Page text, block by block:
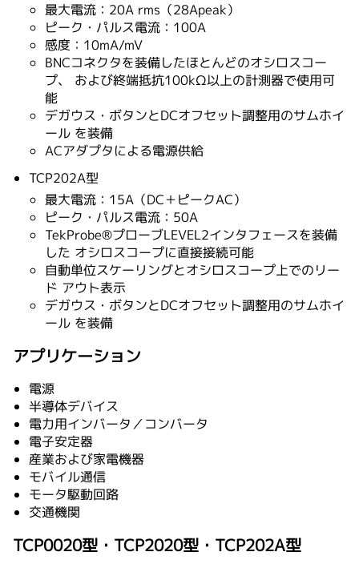
最大電流：20A rms（28Apeak）
ピーク・パルス電流：100A
感度：10mA/mV
BNCコネクタを装備したほとんどのオシロスコー
プ、 および終端抵抗100kΩ以上の計測器で使用可
能
デガウス・ボタンとDCオフセット調整用のサムホイ
ール を装備
ACアダプタによる電源供給
TCP202A型
最大電流：15A（DC＋ピークAC）
ピーク・パルス電流：50A
TekProbe®プローブLEVEL2インタフェースを装備
した オシロスコープに直接接続可能
自動単位スケーリングとオシロスコープ上でのリー
ド アウト表示
デガウス・ボタンとDCオフセット調整用のサムホイ
ール を装備
アプリケーション
電源
半導体デバイス
電力用インバータ／コンバータ
電子安定器
産業および家電機器
モバイル通信
モータ駆動回路
交通機関
TCP0020型・TCP2020型・TCP202A型